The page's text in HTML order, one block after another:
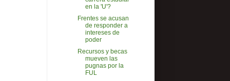
en la 'U'?
Frentes se acusan
de responder a
intereses de
poder
Recursos y becas
mueven las
pugnas por la
FUL